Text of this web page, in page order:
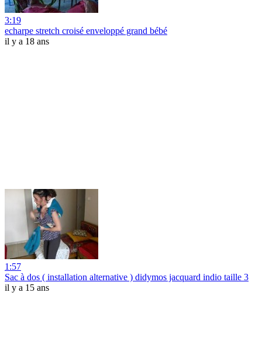
3:19
echarpe stretch croisé enveloppé grand bébé
il y a 18 ans
1:57
Sac à dos ( installation alternative ) didymos jacquard indio taille 3
il y a 15 ans